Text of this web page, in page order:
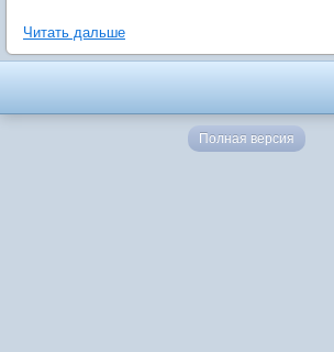
Читать дальше
Полная версия